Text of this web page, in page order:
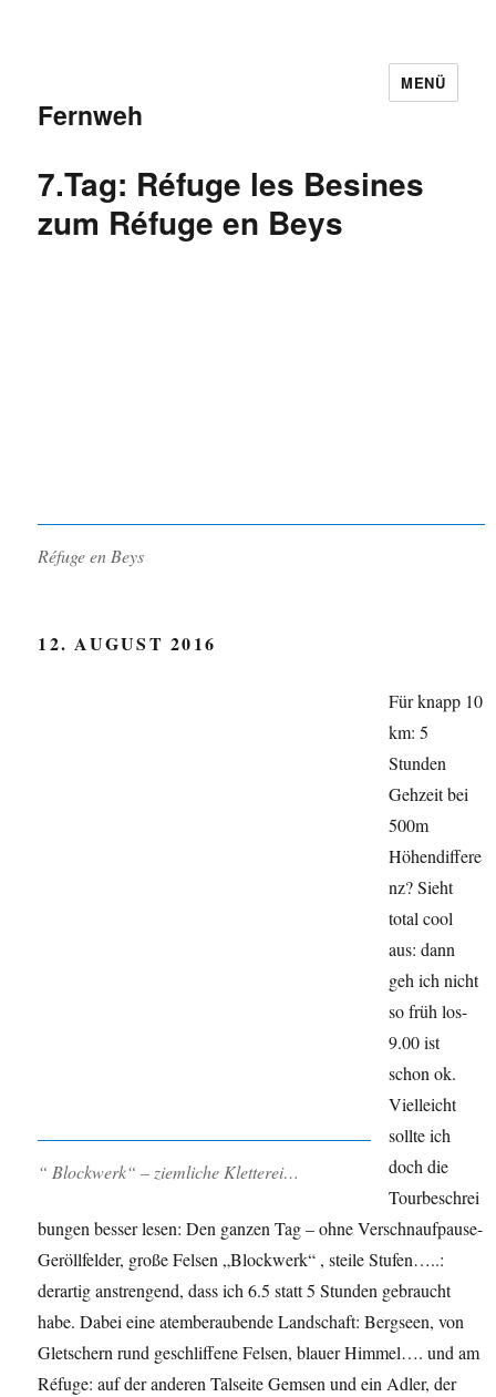
Fernweh
MENÜ
7.Tag: Réfuge les Besines
zum Réfuge en Beys
Réfuge en Beys
12. AUGUST 2016
“ Blockwerk“ – ziemliche Kletterei…
Für knapp 10
km: 5
Stunden
Gehzeit bei
500m
Höhendiffere
nz? Sieht
total cool
aus: dann
geh ich nicht
so früh los-
9.00 ist
schon ok.
Vielleicht
sollte ich
doch die
Tourbeschrei
bungen besser lesen: Den ganzen Tag – ohne Verschnaufpause-
Geröllfelder, große Felsen „Blockwerk“ , steile Stufen…..:
derartig anstrengend, dass ich 6.5 statt 5 Stunden gebraucht
habe. Dabei eine atemberaubende Landschaft: Bergseen, von
Gletschern rund geschliffene Felsen, blauer Himmel…. und am
Réfuge: auf der anderen Talseite Gemsen und ein Adler, der